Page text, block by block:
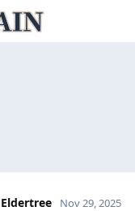
Eldertree Nov 29, 2025